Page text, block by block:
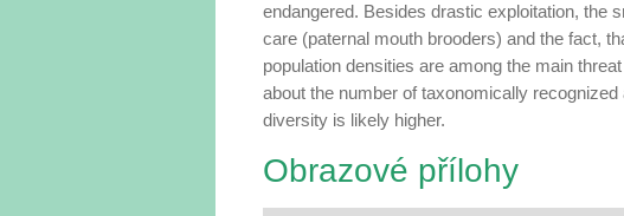
endangered. Besides drastic exploitation, the
care (paternal mouth brooders) and the fact,
population densities are among the main
about the number of taxonomically
diversity is likely higher.
Obrazové přílohy